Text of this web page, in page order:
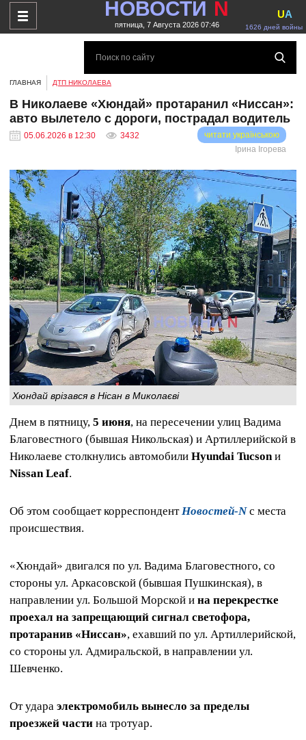
НОВОСТИ N
пятница, 7 Августа 2026 07:46 1626 дней войны
UA
ГЛАВНАЯ ДТП НИКОЛАЕВА
В Николаеве «Хюндай» протаранил «Ниссан»:
авто вылетело с дороги, пострадал водитель
05.06.2026 в 12:30 3432
читати українською
Ірина Ігорева
Хюндай врізався в Нісан в Миколаєві
Днем в пятницу, 5 июня, на пересечении улиц Вадима
Благовестного (бывшая Никольская) и Артиллерийской в
Николаеве столкнулись автомобили Hyundai Tucson и
Nissan Leaf.
Об этом сообщает корреспондент Новостей-Nс места
происшествия.
«Хюндай» двигался по ул. Вадима Благовестного, со
стороны ул. Аркасовской (бывшая Пушкинская), в
направлении ул. Большой Морской и на перекрестке
проехал на запрещающий сигнал светофора,
протаранив «Ниссан», ехавший по ул. Артиллерийской,
со стороны ул. Адмиральской, в направлении ул.
Шевченко.
От удара электромобиль вынесло за пределы
проезжей части на тротуар.